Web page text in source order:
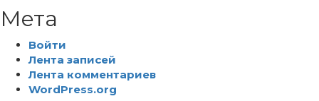
Мета
Войти
Лента записей
Лента комментариев
WordPress.org